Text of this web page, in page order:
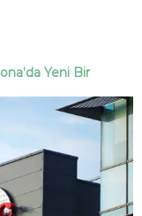
Yeni Bir